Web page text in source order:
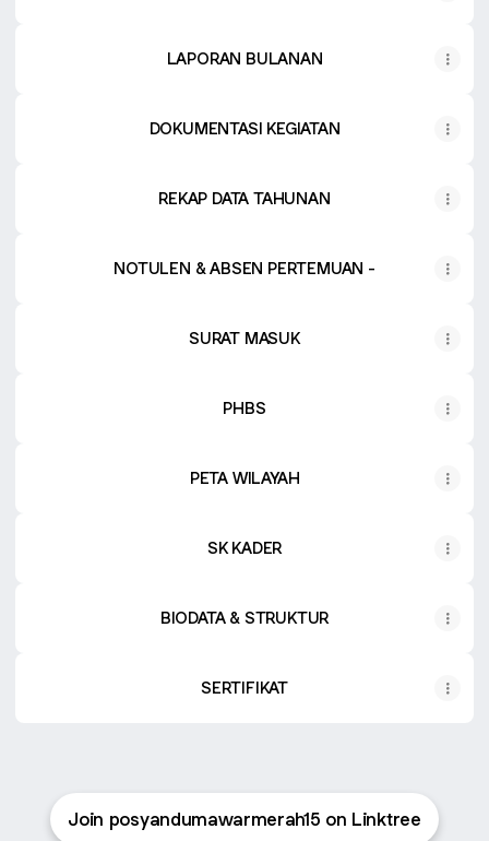
LAPORAN BULANAN
DOKUMENTASI KEGIATAN
REKAP DATA TAHUNAN
NOTULEN & ABSEN PERTEMUAN -
SURAT MASUK
PHBS
PETA WILAYAH
SK KADER
BIODATA & STRUKTUR
SERTIFIKAT
Join posyandumawarmerah15 on Linktree